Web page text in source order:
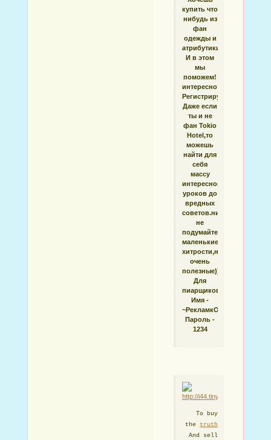
купить что
нибудь из
фан
одежды и
атрибутики?
И в этом
мы
поможем!
интересно?
Регистрируйся!
Даже если
ты и не
фан Tokio
Hotel,то
можешь
найти для
себя
массу
интересного(от
уроков до
вредных
советов.ничего
не
подумайте,просто
маленькие
хитрости,но
очень
полезные))
Для
пиарщиков:
Имя -
~РекламкО
Пароль -
1234
To buy
the truth
And sell